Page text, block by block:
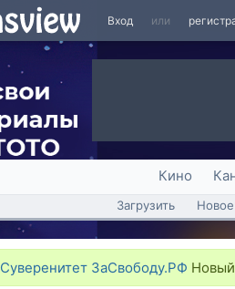
Вход или
Кино
Загрузить Новое
Суверенитет ЗаСвободу.РФ